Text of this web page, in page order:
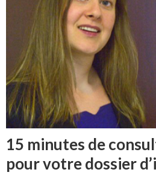
15 minutes de
pour votre dossier